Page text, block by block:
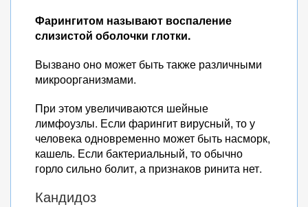
Фарингитом называют воспаление
слизистой оболочки глотки.
Вызвано оно может быть также различными
микроорганизмами.
При этом увеличиваются шейные
лимфоузлы. Если фарингит вирусный, то у
человека одновременно может быть насморк,
кашель. Если бактериальный, то обычно
горло сильно болит, а признаков ринита нет.
Кандидоз